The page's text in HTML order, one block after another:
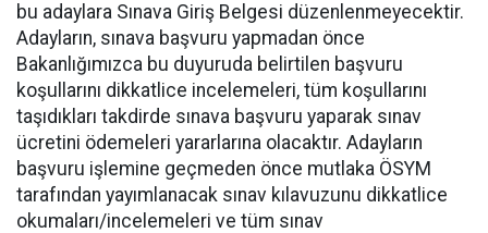
bu adaylara Sınava Giriş Belgesi düzenlenmeyecektir.
Adayların, sınava başvuru yapmadan önce
Bakanlığımızca bu duyuruda belirtilen başvuru
koşullarını dikkatlice incelemeleri, tüm koşullarını
taşıdıkları takdirde sınava başvuru yaparak sınav
ücretini ödemeleri yararlarına olacaktır. Adayların
başvuru işlemine geçmeden önce mutlaka ÖSYM
tarafından yayımlanacak sınav kılavuzunu dikkatlice
okumaları/incelemeleri ve tüm sınav